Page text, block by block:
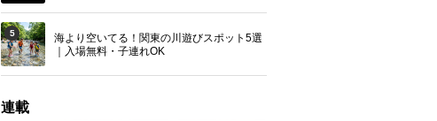
5
海より空いてる！関東の川遊びスポット5選
｜入場無料・子連れOK
連載